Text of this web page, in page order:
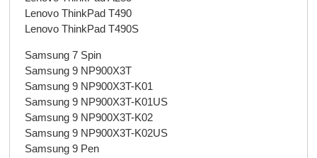
Lenovo ThinkPad T490
Lenovo ThinkPad T490S
Samsung 7 Spin
Samsung 9 NP900X3T
Samsung 9 NP900X3T-K01
Samsung 9 NP900X3T-K01US
Samsung 9 NP900X3T-K02
Samsung 9 NP900X3T-K02US
Samsung 9 Pen